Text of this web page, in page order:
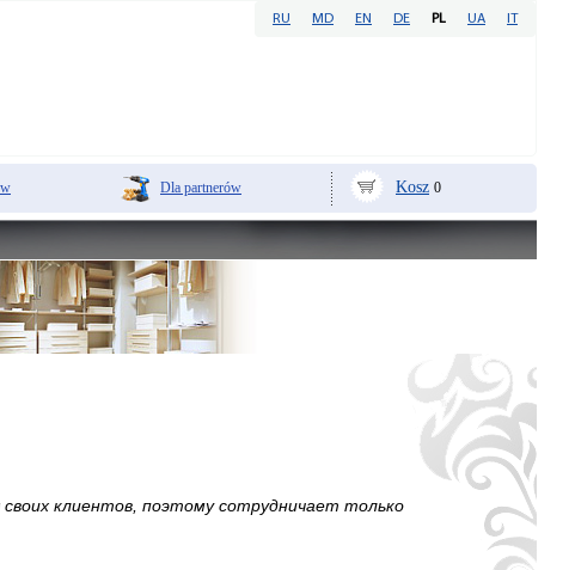
RU MD EN DE PL UA IT
Dla partnerów Kosz 0
клиентов, поэтому сотрудничает только